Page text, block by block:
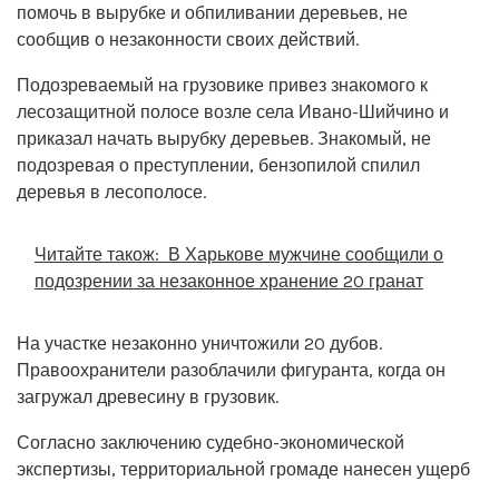
помочь в вырубке и обпиливании деревьев, не
сообщив о незаконности своих действий.
Подозреваемый на грузовике привез знакомого к
лесозащитной полосе возле села Ивано-Шийчино и
приказал начать вырубку деревьев. Знакомый, не
подозревая о преступлении, бензопилой спилил
деревья в лесополосе.
Читайте також: В Харькове мужчине сообщили о
подозрении за незаконное хранение 20 гранат
На участке незаконно уничтожили 20 дубов.
Правоохранители разоблачили фигуранта, когда он
загружал древесину в грузовик.
Согласно заключению судебно-экономической
экспертизы, территориальной громаде нанесен ущерб